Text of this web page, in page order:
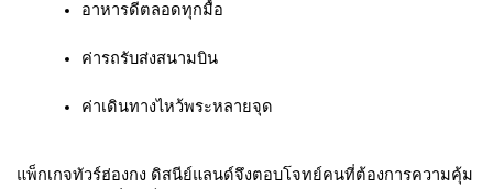
อาหารดีตลอดทุกมื้อ
ค่ารถรับส่งสนามบิน
ค่าเดินทางไหว้พระหลายจุด
แพ็กเกจทัวร์ฮ่องกง ดิสนีย์แลนด์จึงตอบโจทย์คนที่ต้องการความคุ้ม